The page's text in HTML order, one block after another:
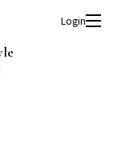
Login